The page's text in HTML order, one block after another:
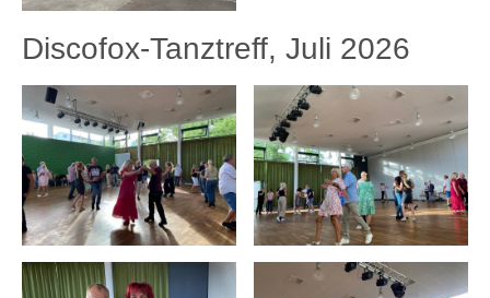
Discofox-Tanztreff, Juli 2026